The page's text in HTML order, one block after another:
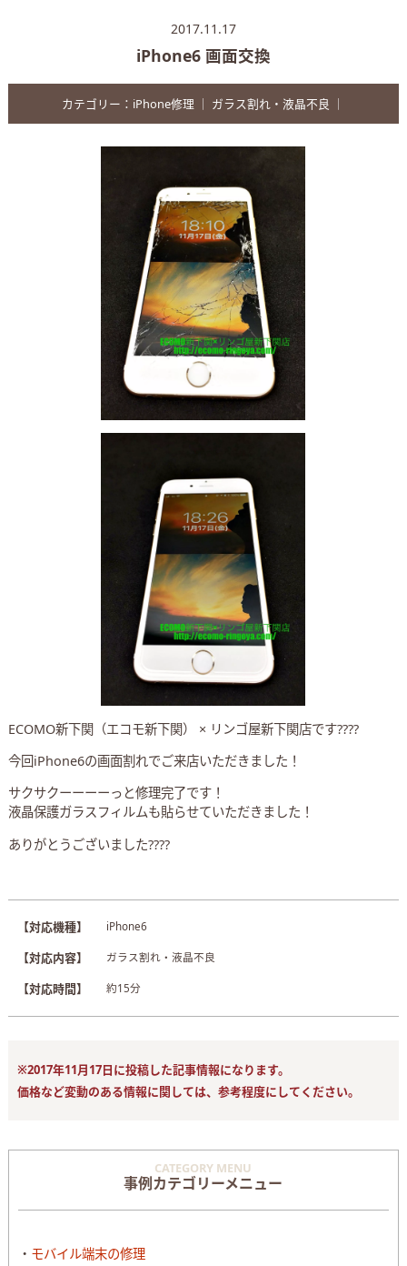
2017.11.17
iPhone6 画面交換
カテゴリー： iPhone修理 ｜ ガラス割れ・液晶不良 ｜
ECOMO新下関（エコモ新下関） × リンゴ屋新下関店です????
今回iPhone6の画面割れでご来店いただきました！
サクサクーーーーっと修理完了です！
液晶保護ガラスフィルムも貼らせていただきました！
ありがとうございました????
【対応機種】 iPhone6
【対応内容】 ガラス割れ・液晶不良
【対応時間】 約15分
※2017年11月17日に投稿した記事情報になります。
価格など変動のある情報に関しては、参考程度にしてください。
CATEGORY MENU
事例カテゴリーメニュー
モバイル端末の修理